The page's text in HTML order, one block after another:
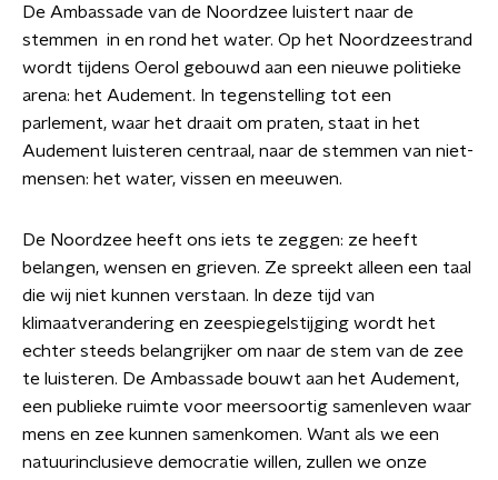
De Ambassade van de Noordzee luistert naar de
stemmen in en rond het water. Op het Noordzeestrand
wordt tijdens Oerol gebouwd aan een nieuwe politieke
arena: het Audement. In tegenstelling tot een
parlement, waar het draait om praten, staat in het
Audement luisteren centraal, naar de stemmen van niet-
mensen: het water, vissen en meeuwen.
De Noordzee heeft ons iets te zeggen: ze heeft
belangen, wensen en grieven. Ze spreekt alleen een taal
die wij niet kunnen verstaan. In deze tijd van
klimaatverandering en zeespiegelstijging wordt het
echter steeds belangrijker om naar de stem van de zee
te luisteren. De Ambassade bouwt aan het Audement,
een publieke ruimte voor meersoortig samenleven waar
mens en zee kunnen samenkomen. Want als we een
natuurinclusieve democratie willen, zullen we onze